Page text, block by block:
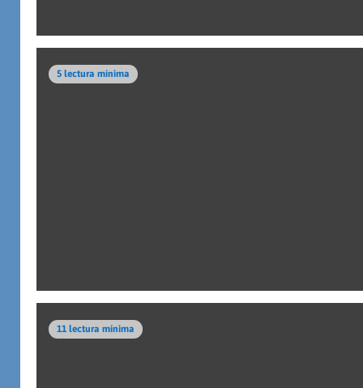
5 lectura mínima
11 lectura mínima